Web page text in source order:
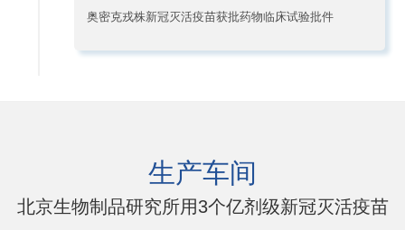
奥密克戎株新冠灭活疫苗获批药物临床试验批件
生产车间
北京生物制品研究所用3个亿剂级新冠灭活疫苗